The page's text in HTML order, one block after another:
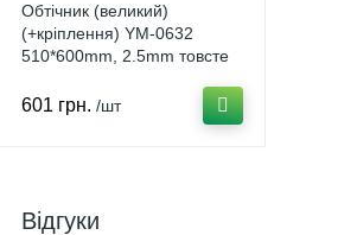
Обтічник (великий)
(+кріплення) YM-0632
510*600mm, 2.5mm товсте
601 грн. /шт
Відгуки